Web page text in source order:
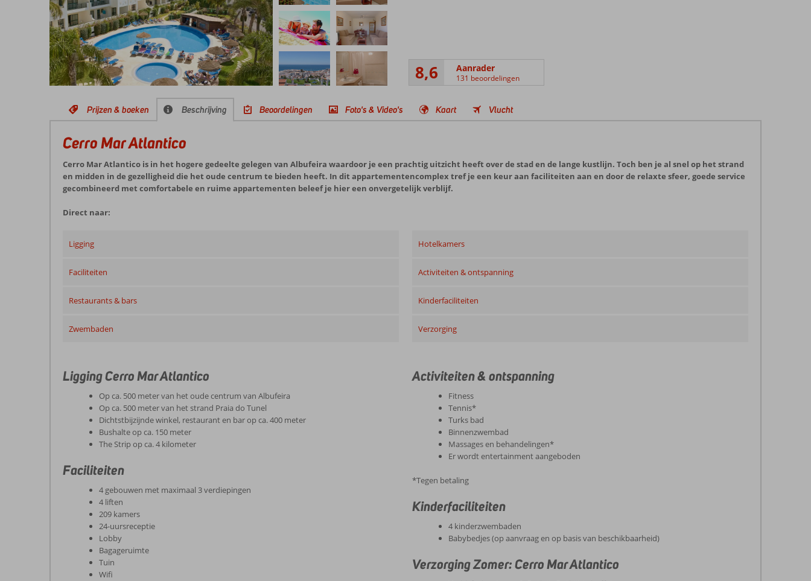
8,6 Aanrader
131 beoordelingen
Prijzen & boeken Beschrijving Beoordelingen Foto's & Video's Kaart Vlucht
Cerro Mar Atlantico
Cerro Mar Atlantico is in het hogere gedeelte gelegen van Albufeira waardoor je een prachtig uitzicht heeft over de stad en de lange kustlijn. Toch ben je al snel op het strand
en midden in de gezelligheid die het oude centrum te bieden heeft. In dit appartementencomplex tref je een keur aan faciliteiten aan en door de relaxte sfeer, goede service
gecombineerd met comfortabele en ruime appartementen beleef je hier een onvergetelijk verblijf.
Direct naar:
Ligging
Faciliteiten
Restaurants & bars
Zwembaden
Hotelkamers
Activiteiten & ontspanning
Kinderfaciliteiten
Verzorging
Ligging Cerro Mar Atlantico
Op ca. 500 meter van het oude centrum van Albufeira
Op ca. 500 meter van het strand Praia do Tunel
Dichtstbijzijnde winkel, restaurant en bar op ca. 400 meter
Bushalte op ca. 150 meter
The Strip op ca. 4 kilometer
Faciliteiten
4 gebouwen met maximaal 3 verdiepingen
4 liften
209 kamers
24-uursreceptie
Lobby
Bagageruimte
Tuin
Wifi
Activiteiten & ontspanning
Fitness
Tennis*
Turks bad
Binnenzwembad
Massages en behandelingen*
Er wordt entertainment aangeboden
*Tegen betaling
Kinderfaciliteiten
4 kinderzwembaden
Babybedjes (op aanvraag en op basis van beschikbaarheid)
Verzorging Zomer: Cerro Mar Atlantico